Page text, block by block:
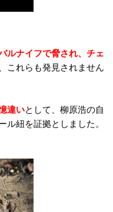
ルナイフで脅され、チェ
これらも発見されません
違いとして、柳原浩の自
紐を証拠としました。